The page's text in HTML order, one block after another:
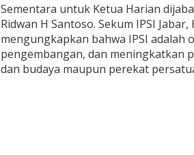
Sementara untuk Ketua Harian
Ridwan H Santoso. Sekum IPSI
mengungkapkan bahwa IPSI adalah
pengembangan, dan meningkatkan
dan budaya maupun perekat